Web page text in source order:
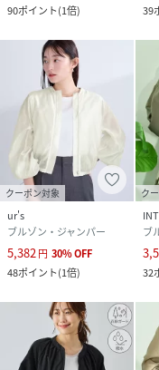
90ポイント(1倍)
39
クーポン対象
ur's
ブルゾン・ジャンパー
5,382 円 30%OFF
48ポイント(1倍)
ク
ブ
32